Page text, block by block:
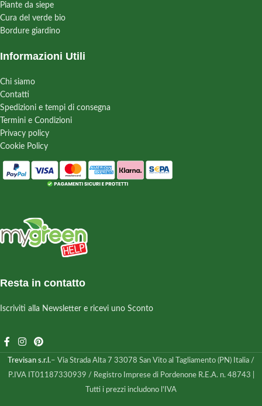
Piante da siepe
Cura del verde bio
Bordure giardino
Informazioni Utili
Chi siamo
Contatti
Spedizioni e tempi di consegna
Termini e Condizioni
Privacy policy
Cookie Policy
Resta in contatto
Iscriviti alla Newsletter e ricevi uno Sconto
Trevisan s.r.l.– Via Strada Alta 7 33078 San Vito al Tagliamento (PN) Italia /
P.IVA IT01187330939 / Registro Imprese di Pordenone R.E.A. n. 48743 |
Tutti i prezzi includono l'IVA